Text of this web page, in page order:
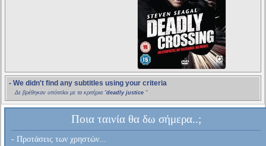
- We didn't find any subtitles using your criteria
Δε βρέθηκαν υπότιτλοι με τα κριτήρια "deadly justice "
Ποια ταινία θα δω σήμερα..;
- Προτάσεις των χρηστών...